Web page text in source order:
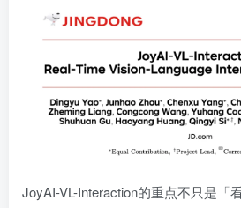
JoyAI-VL-Interaction的重点不只是「